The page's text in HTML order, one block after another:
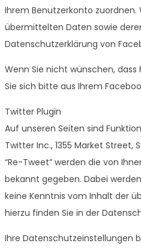
Ihrem Benutzerkonto zuordnen.
übermittelten Daten sowie
Datenschutzerklärung von
Wenn Sie nicht wünschen,
Sie sich bitte aus Ihrem
Twitter Plugin
Auf unseren Seiten sind
Twitter Inc., 1355 Market Street,
“Re-Tweet” werden die von
bekannt gegeben. Dabei
keine Kenntnis vom Inhalt der
hierzu finden Sie in der
Ihre Datenschutzeinstellungen